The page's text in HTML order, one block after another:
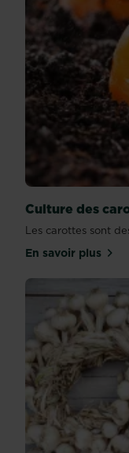
Culture des
Les carottes sont
En savoir plus
sur